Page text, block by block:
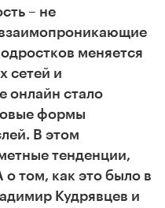
– не
меняется
сетей и
онлайн стало
формы
В этом
тенденции,
о том, как это было в
Кудрявцев и